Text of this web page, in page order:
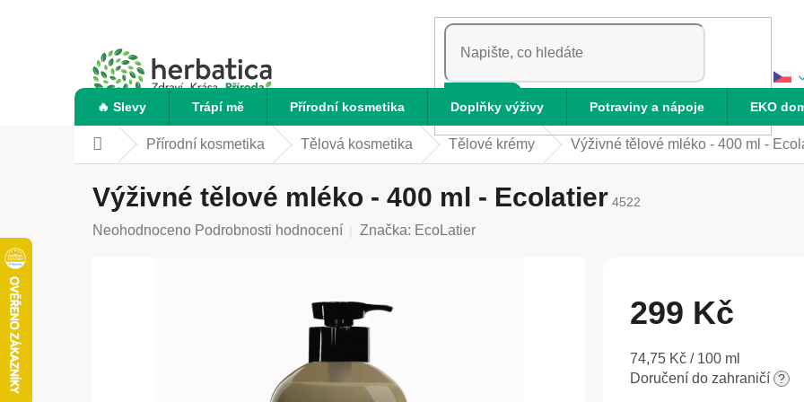
HLEDAT
🔥 Slevy Trápí mě Přírodní kosmetika Doplňky výživy Potraviny a nápoje EKO
Domů Přírodní kosmetika Tělová kosmetika Tělové krémy Výživné tělové mléko - 400 ml -
Výživné tělové mléko - 400 ml - Ecolatier 4522
Průměrné
Neohodnoceno Podrobnosti hodnocení Značka: EcoLatier
299 Kč
Měrná
cena:
74,75 Kč / 100 ml
Doručení do zahraničí ?